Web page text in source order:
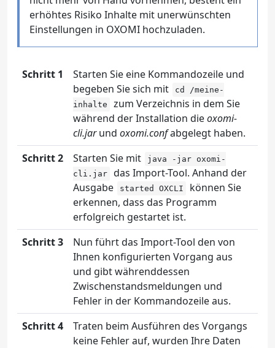
erhöhtes Risiko Inhalte mit unerwünschten
Einstellungen in OXOMI hochzuladen.
Schritt 1
Starten Sie eine Kommandozeile und
begeben Sie sich mit
cd /meine-
inhalte
zum Verzeichnis in dem Sie
während der Installation dieoxomi-
cli.jarund oxomi.confabgelegt haben.
Schritt 2
Starten Sie mit
java -jar oxomi-
cli.jar
das Import-Tool. Anhand der
Ausgabe
started OXCLI
können Sie
erkennen, dass das Programm
erfolgreich gestartet ist.
Schritt 3
Nun führt das Import-Tool den von
Ihnen konfigurierten Vorgang aus
und gibt währenddessen
Zwischenstandsmeldungen und
Fehler in der Kommandozeile aus.
Schritt 4
Traten beim Ausführen des Vorgangs
keine Fehler auf, wurden Ihre Daten